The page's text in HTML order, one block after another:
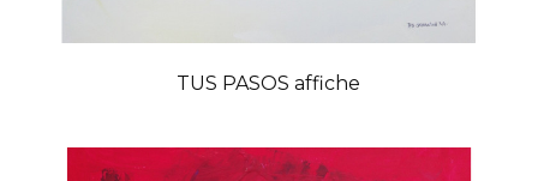
TUS PASOS affiche